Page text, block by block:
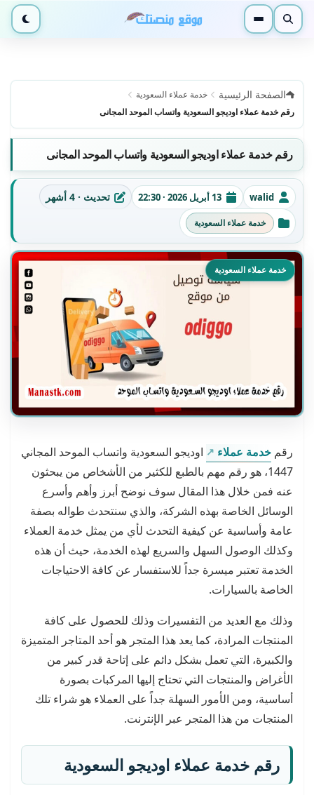
بحث القائمة الوضع
الصفحة الرئيسية
خدمة عملاء السعودية
رقم خدمة عملاء اوديجو السعودية واتساب الموحد المجانى
رقم خدمة عملاء اوديجو السعودية واتساب الموحد المجانى
الكاتبwalid تاريخ النشر
13 أبريل 2026 · 22:30 آخر تحديث
تحديث · 4 أشهر
التصنيفاتخدمة عملاء السعودية
خدمة عملاء السعودية
رقم خدمة عملاء
اوديجو السعودية واتساب الموحد المجاني
1447، هو رقم مهم بالطبع للكثير من الأشخاص من يبحثون
عنه فمن خلال هذا المقال سوف نوضح أبرز وأهم وأسرع
الوسائل الخاصة بهذه الشركة، والذي سنتحدث طواله بصفة
عامة وأساسية عن كيفية التحدث لأي من يمثل خدمة العملاء
وكذلك الوصول السهل والسريع لهذه الخدمة، حيث أن هذه
الخدمة تعتبر ميسرة جداً للاستفسار عن كافة الاحتياجات
الخاصة بالسيارات.
وذلك مع العديد من التفسيرات وذلك للحصول على كافة
المنتجات المرادة، كما يعد هذا المتجر هو أحد المتاجر المتميزة
والكبيرة، التي تعمل بشكل دائم على إتاحة قدر كبير من
الأغراض والمنتجات التي تحتاج إليها المركبات بصورة
أساسية، ومن الأمور السهلة جداً على العملاء هو شراء تلك
المنتجات من هذا المتجر عبر الإنترنت.
رقم خدمة عملاء اوديجو السعودية